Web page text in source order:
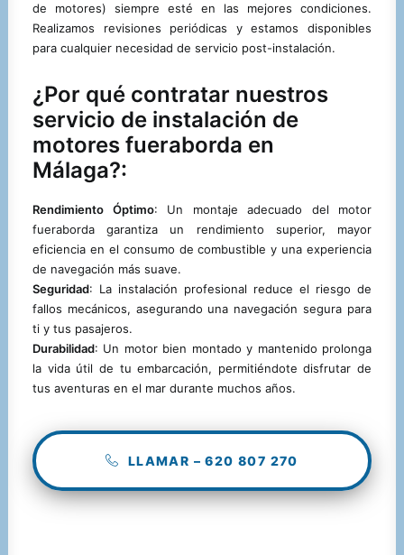
de motores) siempre esté en las mejores condiciones.
Realizamos revisiones periódicas y estamos disponibles
para cualquier necesidad de servicio post-instalación.
¿Por qué contratar nuestros
servicio de instalación de
motores fueraborda en
Málaga?:
Rendimiento Óptimo: Un montaje adecuado del motor
fueraborda garantiza un rendimiento superior, mayor
eficiencia en el consumo de combustible y una experiencia
de navegación más suave.
Seguridad: La instalación profesional reduce el riesgo de
fallos mecánicos, asegurando una navegación segura para
ti y tus pasajeros.
Durabilidad: Un motor bien montado y mantenido prolonga
la vida útil de tu embarcación, permitiéndote disfrutar de
tus aventuras en el mar durante muchos años.
LLAMAR – 620 807 270